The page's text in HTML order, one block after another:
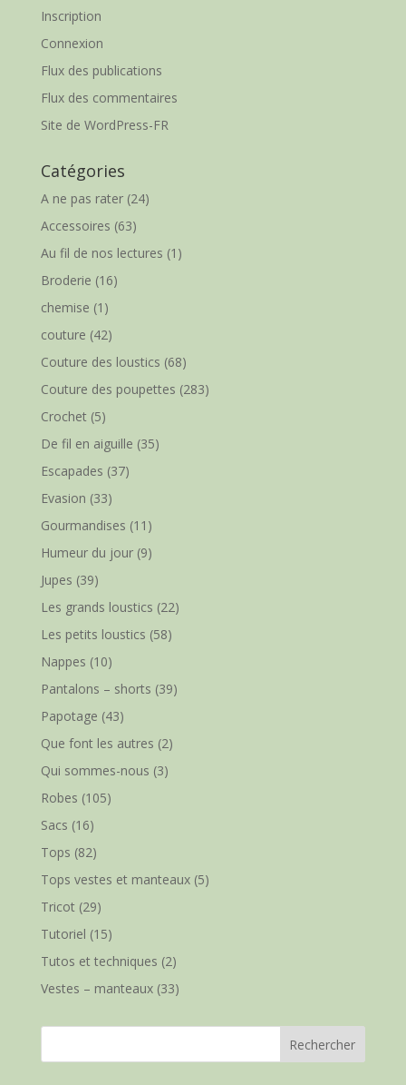
Inscription
Connexion
Flux des publications
Flux des commentaires
Site de WordPress-FR
Catégories
A ne pas rater(24)
Accessoires (63)
Au fil de nos lectures (1)
Broderie (16)
chemise (1)
couture (42)
Couture des loustics (68)
Couture des poupettes (283)
Crochet(5)
De fil en aiguille (35)
Escapades (37)
Evasion (33)
Gourmandises (11)
Humeur du jour(9)
Jupes (39)
Les grands loustics (22)
Les petits loustics (58)
Nappes (10)
Pantalons – shorts (39)
Papotage (43)
Que font les autres (2)
Qui sommes-nous (3)
Robes (105)
Sacs (16)
Tops (82)
Tops vestes et manteaux(5)
Tricot(29)
Tutoriel (15)
Tutos et techniques (2)
Vestes – manteaux(33)